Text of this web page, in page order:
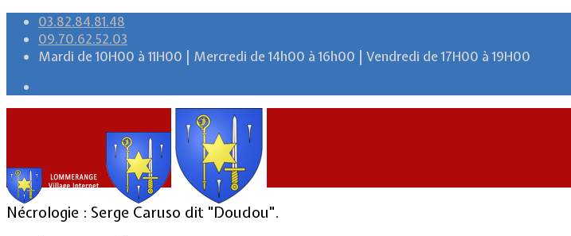
03.82.84.81.48
09.70.62.52.03
Mardi de 10H00 à 11H00 | Mercredi de 14h00 à 16h00 | Vendredi de 17H00 à 19H00
Nécrologie : Serge Caruso dit "Doudou".